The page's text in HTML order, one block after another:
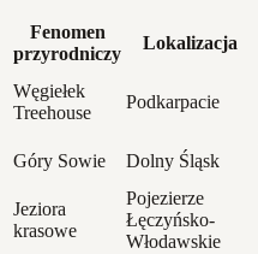
Fenomen
przyrodniczy
Lokalizacja
Węgiełek
Treehouse
Podkarpacie
Góry Sowie
Dolny Śląsk
Jeziora
krasowe
Pojezierze
Łęczyńsko-
Włodawskie